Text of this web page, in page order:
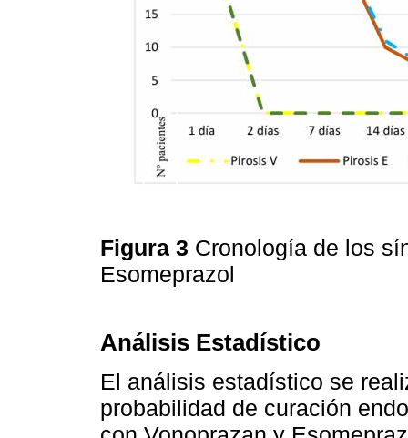
Figura 3 Cronología de los
Esomeprazol
Análisis Estadístico
El análisis estadístico se
probabilidad de curación